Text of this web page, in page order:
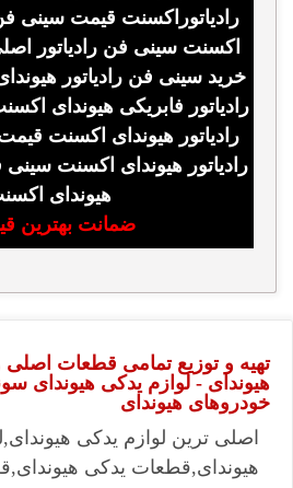
رادیاتوراکسنت قیمت سینی فن
اکسنت سینی فن رادیاتور
خرید سینی فن رادیاتور
رادیاتور فابریکی هیوندای
رادیاتور هیوندای اکسنت
رادیاتور هیوندای اکسنت سینی
هیوندای
ضمانت بهترین
تهیه و توزیع تمامی قطعات اصلی
هیوندای - لوازم یدکی هیوندای
خودروهای هیوندای
اصلی ترین لوازم یدکی
هیوندای,قطعات یدکی